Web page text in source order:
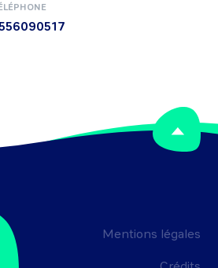
Mentions légales